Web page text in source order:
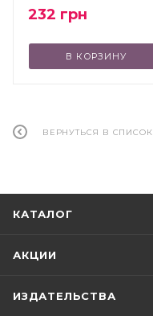
232 грн
В КОРЗИНУ
ВЕРНУТЬСЯ В СПИСОК
КАТАЛОГ
АКЦИИ
ИЗДАТЕЛЬСТВА